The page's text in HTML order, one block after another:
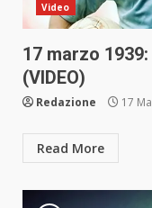
Video
17 marzo
(VIDEO)
Redazione 17
Read More